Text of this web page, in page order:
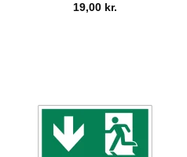
19,00 kr.